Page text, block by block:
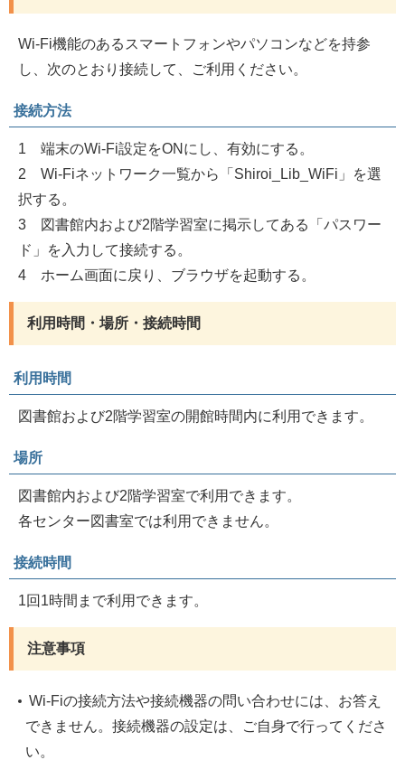
Wi-Fi機能のあるスマートフォンやパソコンなどを持参
し、次のとおり接続して、ご利用ください。
接続方法
1 端末のWi-Fi設定をONにし、有効にする。
2 Wi-Fiネットワーク一覧から「Shiroi_Lib_WiFi」を選
択する。
3 図書館内および2階学習室に掲示してある「パスワー
ド」を入力して接続する。
4 ホーム画面に戻り、ブラウザを起動する。
利用時間・場所・接続時間
利用時間
図書館および2階学習室の開館時間内に利用できます。
場所
図書館内および2階学習室で利用できます。
各センター図書室では利用できません。
接続時間
1回1時間まで利用できます。
注意事項
Wi-Fiの接続方法や接続機器の問い合わせには、お答え
できません。接続機器の設定は、ご自身で行ってくださ
い。